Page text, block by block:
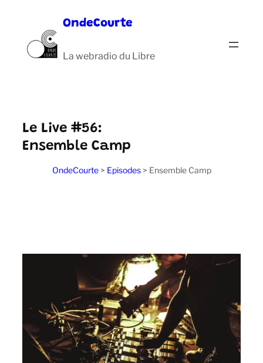
contenu
OndeCourte
La webradio du Libre
Le Live #56:
Ensemble Camp
OndeCourte> Episodes> Ensemble Camp